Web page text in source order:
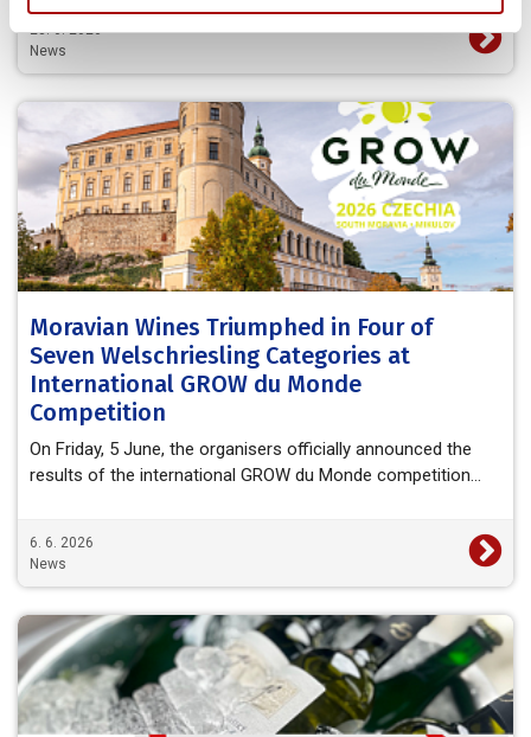
23. 6. 2026
News
Moravian Wines Triumphed in Four of
Seven Welschriesling Categories at
International GROW du Monde
Competition
On Friday, 5 June, the organisers officially announced the
results of the international GROW du Monde competition…
6. 6. 2026
News